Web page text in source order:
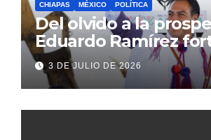
CHIAPAS MÉXICO POLÍTICA
Del olvido a la
Eduardo Ramírez
transformación de
con inversión
3 DE JULIO DE 2026